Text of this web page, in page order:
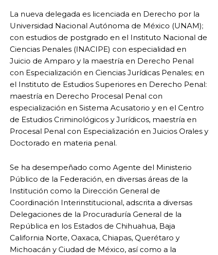
La nueva delegada es licenciada en Derecho por la
Universidad Nacional Autónoma de México (UNAM);
con estudios de postgrado en el Instituto Nacional de
Ciencias Penales (INACIPE) con especialidad en
Juicio de Amparo y la maestría en Derecho Penal
con Especialización en Ciencias Jurídicas Penales; en
el Instituto de Estudios Superiores en Derecho Penal:
maestría en Derecho Procesal Penal con
especialización en Sistema Acusatorio y en el Centro
de Estudios Criminológicos y Jurídicos, maestría en
Procesal Penal con Especialización en Juicios Orales y
Doctorado en materia penal.
Se ha desempeñado como Agente del Ministerio
Público de la Federación, en diversas áreas de la
Institución como la Dirección General de
Coordinación Interinstitucional, adscrita a diversas
Delegaciones de la Procuraduría General de la
República en los Estados de Chihuahua, Baja
California Norte, Oaxaca, Chiapas, Querétaro y
Michoacán y Ciudad de México, así como a la